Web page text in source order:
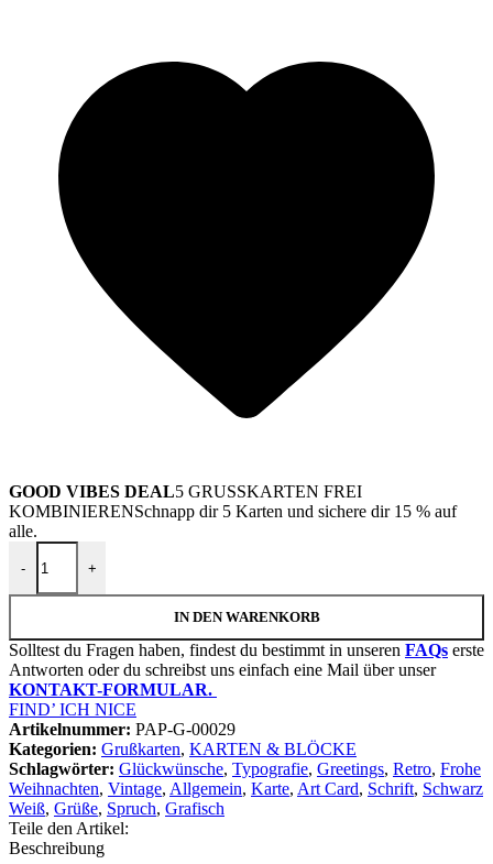
GOOD VIBES DEAL5 GRUSSKARTEN FREI
KOMBINIERENSchnapp dir 5 Karten und sichere dir 15 % auf
alle.
-
Grußkarte "Be You" | 115x165mm inkl. DIN B6-Umschlag Menge
+
IN DEN WARENKORB
Solltest du Fragen haben, findest du bestimmt in unseren FAQs erste
Antworten oder du schreibst uns einfach eine Mail über unser
KONTAKT-FORMULAR.
FIND’ ICH NICE
Artikelnummer: PAP-G-00029
Kategorien: Grußkarten, KARTEN & BLÖCKE
Schlagwörter: Glückwünsche, Typografie, Greetings, Retro, Frohe
Weihnachten, Vintage, Allgemein, Karte, Art Card, Schrift, Schwarz
Weiß, Grüße, Spruch, Grafisch
Teile den Artikel:
Beschreibung